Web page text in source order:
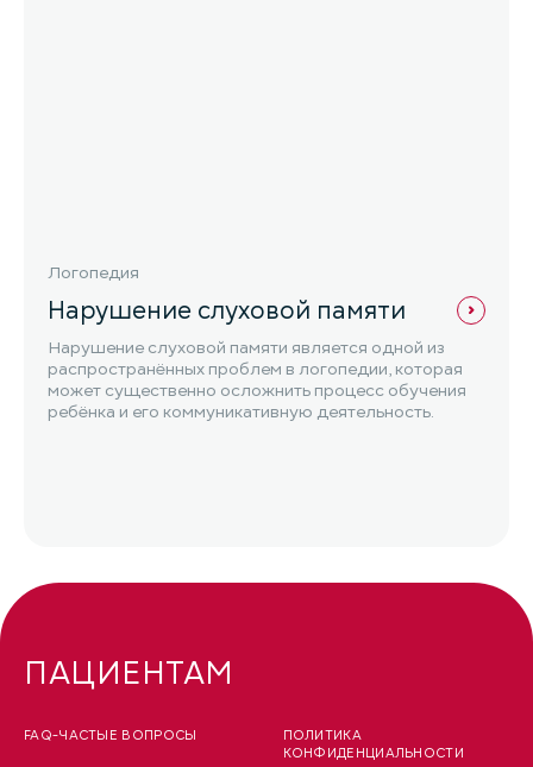
Логопедия
Нарушение слуховой памяти
Нарушение слуховой памяти является одной из
распространённых проблем в логопедии, которая
может существенно осложнить процесс обучения
ребёнка и его коммуникативную деятельность.
ПАЦИЕНТАМ
FAQ-ЧАСТЫЕ ВОПРОСЫ
ПОЛИТИКА
КОНФИДЕНЦИАЛЬНОСТИ